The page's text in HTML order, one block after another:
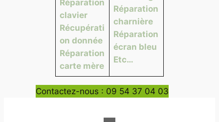
Réparation
clavier
Récupérati
on donnée
Réparation
carte mère
Réparation
charnière
Réparation
écran bleu
Etc…
Contactez-nous : 09 54 37 04 03